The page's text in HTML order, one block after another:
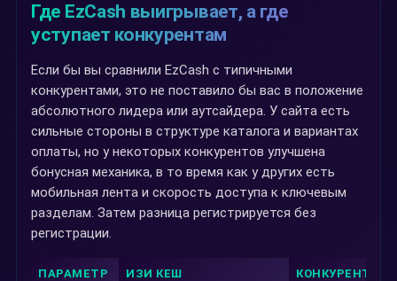
Где EzCash выигрывает, а где
уступает конкурентам
Если бы вы сравнили EzCash с типичными
конкурентами, это не поставило бы вас в положение
абсолютного лидера или аутсайдера. У сайта есть
сильные стороны в структуре каталога и вариантах
оплаты, но у некоторых конкурентов улучшена
бонусная механика, в то время как у других есть
мобильная лента и скорость доступа к ключевым
разделам. Затем разница регистрируется без
регистрации.
ПАРАМЕТР ИЗИ КЕШ КОНКУРЕНТ А